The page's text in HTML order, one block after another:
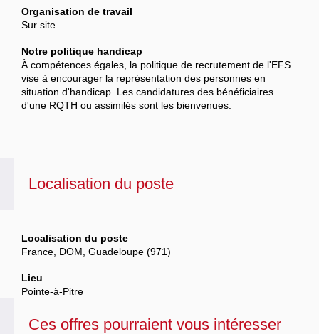
Organisation de travail
Sur site
Notre politique handicap
À compétences égales, la politique de recrutement de l'EFS
vise à encourager la représentation des personnes en
situation d'handicap. Les candidatures des bénéficiaires
d'une RQTH ou assimilés sont les bienvenues.
Localisation du poste
Localisation du poste
France, DOM, Guadeloupe (971)
Lieu
Pointe-à-Pitre
Ces offres pourraient vous intéresser